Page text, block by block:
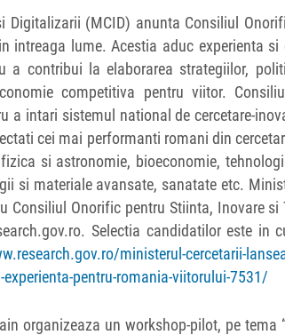
Digitalizarii (MCID) anunta Consiliul
intreaga lume. Acestia aduc experienta
a contribui la elaborarea strategiilor,
competitiva pentru viitor.
a intari sistemul national de cercetare-
cei mai performanti romani din
si astronomie, bioeconomie,
si materiale avansate, sanatate etc.
Consiliul Onorific pentru Stiinta, Inovare
Selectia candidatilor este
ministerul-cercetarii-
pentru-romania-viitorului-7531/
organizeaza un workshop-pilot, pe